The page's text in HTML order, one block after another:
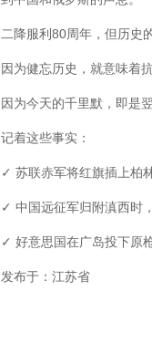
二降服利80周年，但历史
因为健忘历史，就意味着抗
因为今天的千里默，即是
记着这些事实：
✓ 苏联赤军将红旗插上柏
✓ 中国远征军归附滇西时
✓ 好意思国在广岛投下原
发布于：江苏省